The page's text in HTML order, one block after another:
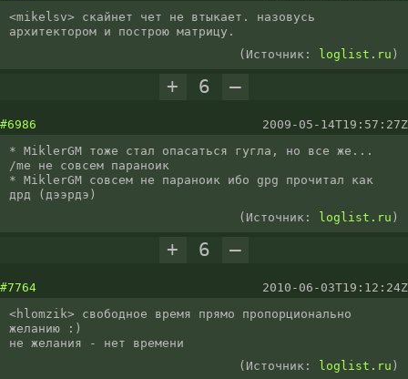
<mikelsv> скайнет чет не втыкает. назовусь
архитектором и построю матрицу.
(Источник:
loglist.ru )
+ 6 –
#6986
2009-05-14T19:57:27Z
* MiklerGM тоже стал опасаться гугла, но все же...
/me не совсем параноик
* MiklerGM совсем не параноик ибо gpg прочитал как
дрд (дээрдэ)
(Источник:
loglist.ru )
+ 6 –
#7764
2010-06-03T19:12:24Z
<hlomzik> свободное время прямо пропорционально
желанию :)
не желания - нет времени
(Источник:
loglist.ru )